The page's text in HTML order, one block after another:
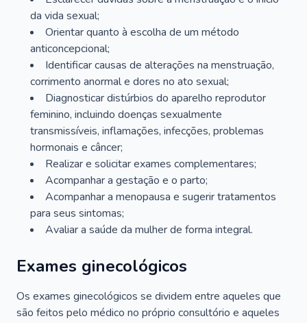
da vida sexual;
Orientar quanto à escolha de um método
anticoncepcional;
Identificar causas de alterações na menstruação,
corrimento anormal e dores no ato sexual;
Diagnosticar distúrbios do aparelho reprodutor
feminino, incluindo doenças sexualmente
transmissíveis, inflamações, infecções, problemas
hormonais e câncer;
Realizar e solicitar exames complementares;
Acompanhar a gestação e o parto;
Acompanhar a menopausa e sugerir tratamentos
para seus sintomas;
Avaliar a saúde da mulher de forma integral.
Exames ginecológicos
Os exames ginecológicos se dividem entre aqueles que
são feitos pelo médico no próprio consultório e aqueles